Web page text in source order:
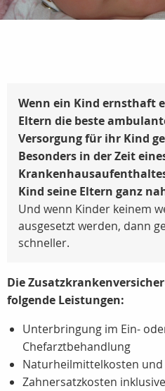
Wenn ein Kind ernsthaft
Eltern die beste
Versorgung für ihr Kind
Besonders in der Zeit
Kind seine Eltern ganz
Und wenn Kinder keinem
ausgesetzt werden, dann
schneller.
Die
folgende Leistungen:
Unterbringung im Ein-
Chefarztbehandlung
Naturheilmittelkosten
Zahnersatzkosten